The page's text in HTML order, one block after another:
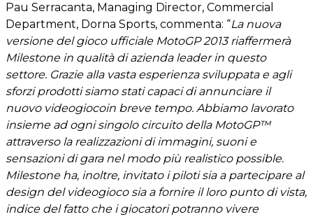
Pau Serracanta, Managing Director, Commercial
Department, Dorna Sports, commenta: “La nuova
versione del gioco ufficiale MotoGP 2013 riaffermerà
Milestone in qualità di azienda leader in questo
settore. Grazie alla vasta esperienza sviluppata e agli
sforzi prodotti siamo stati capaci di annunciare il
nuovo videogiocoin breve tempo. Abbiamo lavorato
insieme ad ogni singolo circuito della MotoGP™
attraverso la realizzazioni di immagini, suoni e
sensazioni di gara nel modo più realistico possible.
Milestone ha, inoltre, invitato i piloti sia a partecipare al
design del videogioco sia a fornire il loro punto di vista,
indice del fatto che i giocatori potranno vivere